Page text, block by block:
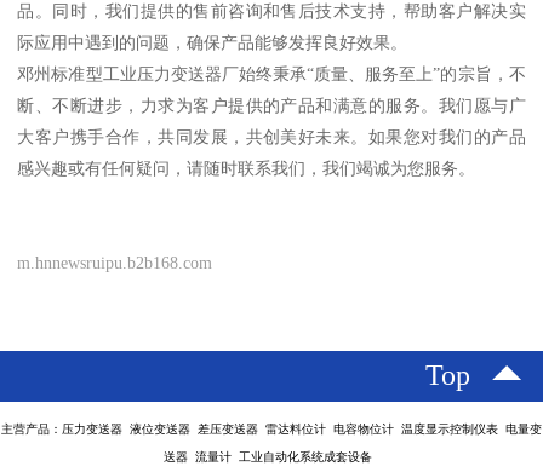
品。同时，我们提供的售前咨询和售后技术支持，帮助客户解决实
际应用中遇到的问题，确保产品能够发挥良好效果。
邓州标准型工业压力变送器厂始终秉承“质量、服务至上”的宗旨，不
断、不断进步，力求为客户提供的产品和满意的服务。我们愿与广
大客户携手合作，共同发展，共创美好未来。如果您对我们的产品
感兴趣或有任何疑问，请随时联系我们，我们竭诚为您服务。
m.hnnewsruipu.b2b168.com
Top
主营产品：压力变送器 液位变送器 差压变送器 雷达料位计 电容物位计 温度显示控制仪表 电量变
送器 流量计 工业自动化系统成套设备